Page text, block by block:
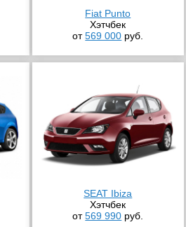
Fiat Punto
Хэтчбек
от569 000 руб.
SEAT Ibiza
Хэтчбек
от569 990 руб.